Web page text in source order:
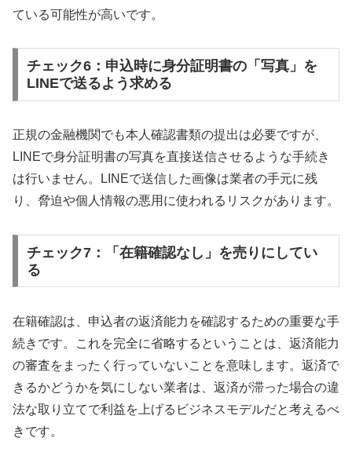
ている可能性が高いです。
チェック6：申込時に身分証明書の「写真」を
LINEで送るよう求める
正規の金融機関でも本人確認書類の提出は必要ですが、
LINEで身分証明書の写真を直接送信させるような手続き
は行いません。LINEで送信した画像は業者の手元に残
り、脅迫や個人情報の悪用に使われるリスクがあります。
チェック7：「在籍確認なし」を売りにしてい
る
在籍確認は、申込者の返済能力を確認するための重要な手
続きです。これを完全に省略するということは、返済能力
の審査をまったく行っていないことを意味します。返済で
きるかどうかを気にしない業者は、返済が滞った場合の違
法な取り立てで利益を上げるビジネスモデルだと考えるべ
きです。